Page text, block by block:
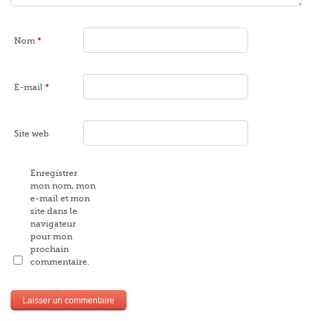
Nom*
E-mail*
Site web
Enregistrer
mon nom, mon
e-mail et mon
site dans le
navigateur
pour mon
prochain
commentaire.